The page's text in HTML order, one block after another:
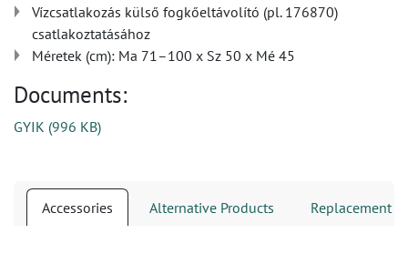
Vízcsatlakozás külső fogkőeltávolító (pl. 176870)
csatlakoztatásához
Méretek (cm): Ma 71–100 x Sz 50 x Mé 45
Documents:
GYIK (996 KB)
Accessories Alternative Products Replacement